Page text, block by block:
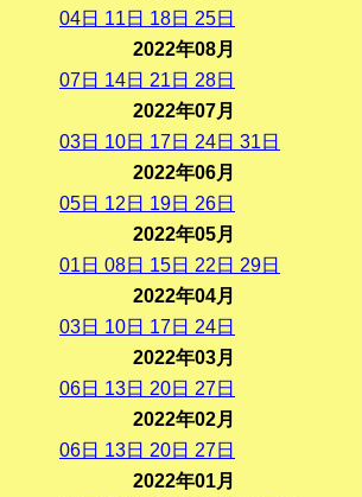
04日 11 日 18日 25日
2022年08月
07日 14日 21 日 28日
2022年07月
03日 10日 17日 24日 31 日
2022年06月
05日 12 日 19日 26日
2022年05月
01 日 08日 15日 22 日 29日
2022年04月
03日 10日 17日 24日
2022年03月
06日 13日 20日 27日
2022年02月
06日 13日 20日 27日
2022年01月